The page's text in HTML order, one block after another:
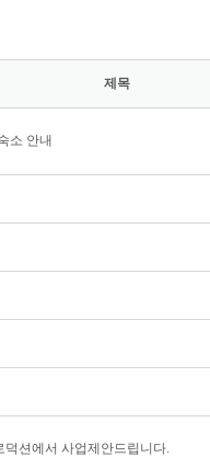
제목
소 안내
덕션에서 사업제안드립니다.